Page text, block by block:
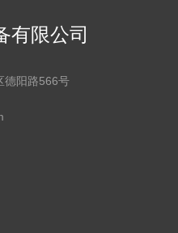
有限公司
德阳路566号